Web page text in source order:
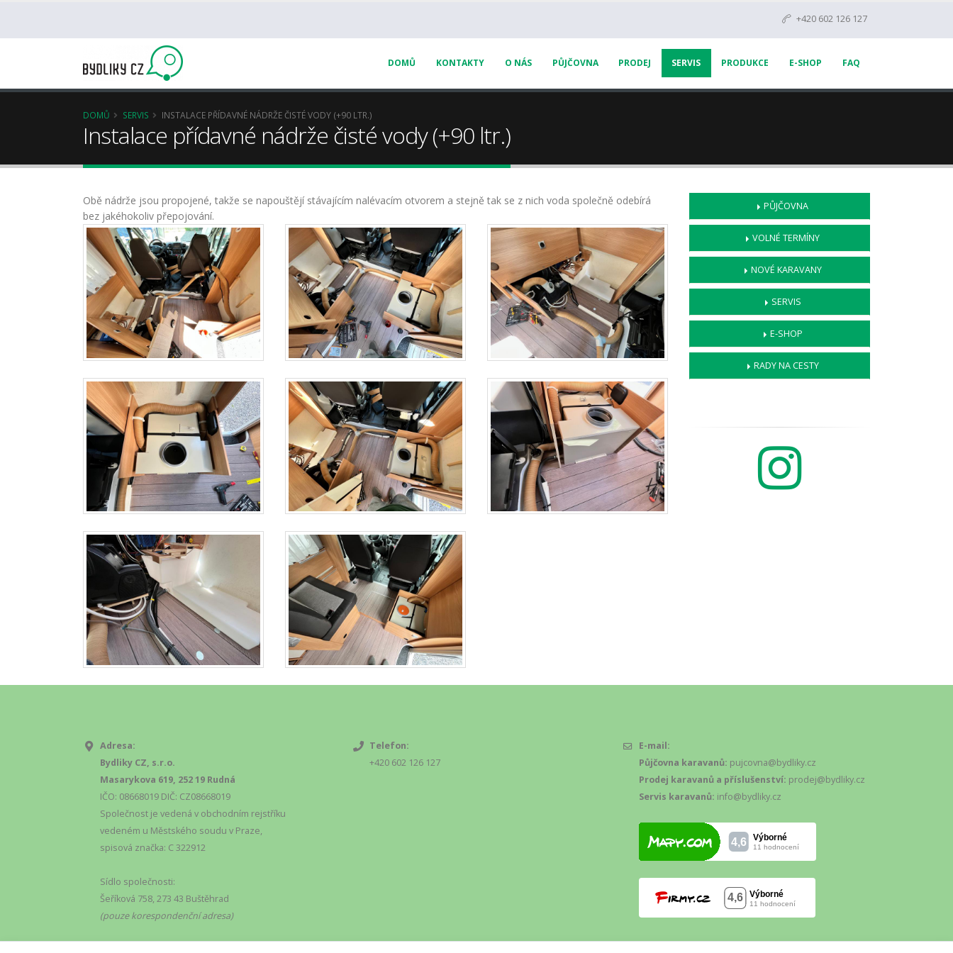
+420 602 126 127
DOMŮ KONTAKTY O NÁS PŮJČOVNA PRODEJ SERVIS PRODUKCE E-SHOP FAQ
DOMŮ SERVIS INSTALACE PŘÍDAVNÉ NÁDRŽE ČISTÉ VODY (+90 LTR.)
Instalace přídavné nádrže čisté vody (+90 ltr.)
Obě nádrže jsou propojené, takže se napouštějí stávajícím nalévacím otvorem a stejně tak se z nich voda společně odebírá
bez jakéhokoliv přepojování.
PŮJČOVNA
VOLNÉ TERMÍNY
NOVÉ KARAVANY
SERVIS
E-SHOP
RADY NA CESTY
Adresa:
Bydliky CZ, s.r.o.
Masarykova 619, 252 19 Rudná
IČO: 08668019 DIČ: CZ08668019
Společnost je vedená v obchodním rejstříku
vedeném u Městského soudu v Praze,
spisová značka: C 322912
Sídlo společnosti:
Šeříková 758, 273 43 Buštěhrad
(pouze korespondenční adresa)
Telefon:
+420 602 126 127
E-mail:
Půjčovna karavanů: pujcovna@bydliky.cz
Prodej karavanů a příslušenství: prodej@bydliky.cz
Servis karavanů: info@bydliky.cz